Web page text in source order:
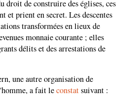
droit de construire des églises, ces
et prient en secret. Les descentes
transformées en lieux de
monnaie courante ; elles
délits et des arrestations de
une autre organisation de
a fait leconstatsuivant :